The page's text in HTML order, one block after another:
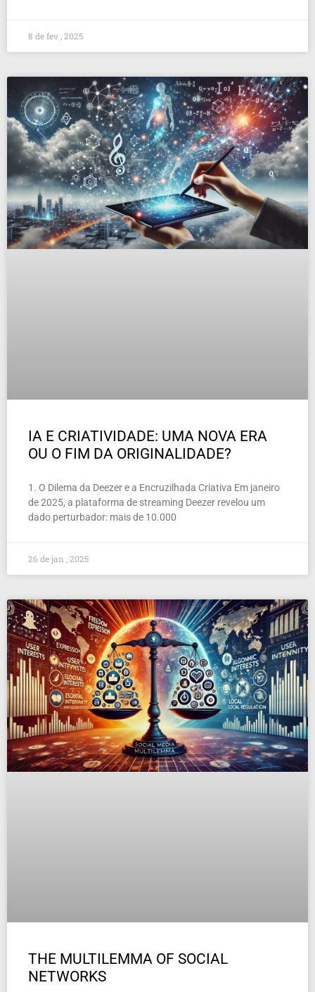
8 de fev , 2025
IA E CRIATIVIDADE: UMA NOVA ERA
OU O FIM DA ORIGINALIDADE?
1. O Dilema da Deezer e a Encruzilhada Criativa Em janeiro
de 2025, a plataforma de streaming Deezer revelou um
dado perturbador: mais de 10.000
26 de jan , 2025
THE MULTILEMMA OF SOCIAL
NETWORKS